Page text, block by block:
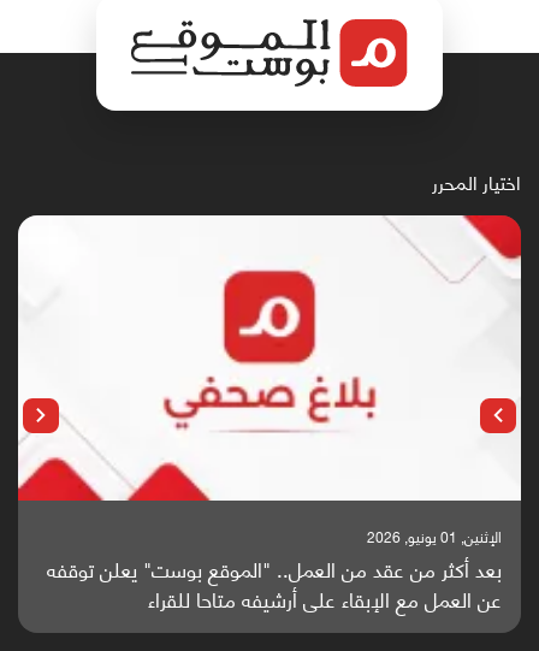
اختيار المحرر
الإثنين, 25 مايو, 2026
باحثون من اليمن يدخلون سباق أبحاث ألزهايمر بدراسة
واعدة منشورة عالميا (ترجمة)